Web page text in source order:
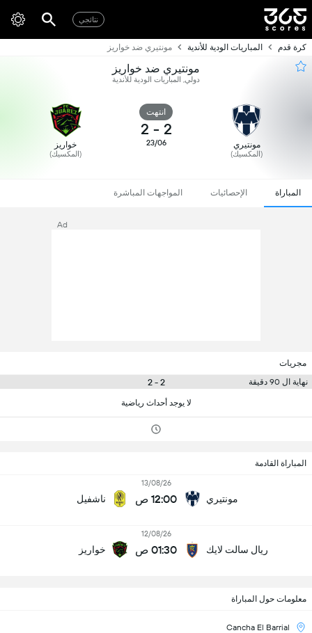
نتائجي
كرة قدم المباريات الودية للأندية مونتيري ضد خواريز
مونتيري ضد خواريز
دولي, المباريات الودية للأندية
مونتيري
(المكسيك)
انتهت
2
-
2
23/06 خواريز
(المكسيك)
المباراة الإحصائيات المواجهات المباشرة
Ad
مجريات
نهاية ال 90 دقيقة
2 - 2
لا يوجد أحداث رياضية
المباراة القادمة
مونتيري
13/08/26
12:00 ص ناشفيل
ريال سالت لايك
12/08/26
01:30 ص خواريز
معلومات حول المباراة
Cancha El Barrial